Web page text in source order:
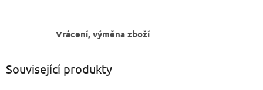
Vrácení, výměna zboží
Související produkty